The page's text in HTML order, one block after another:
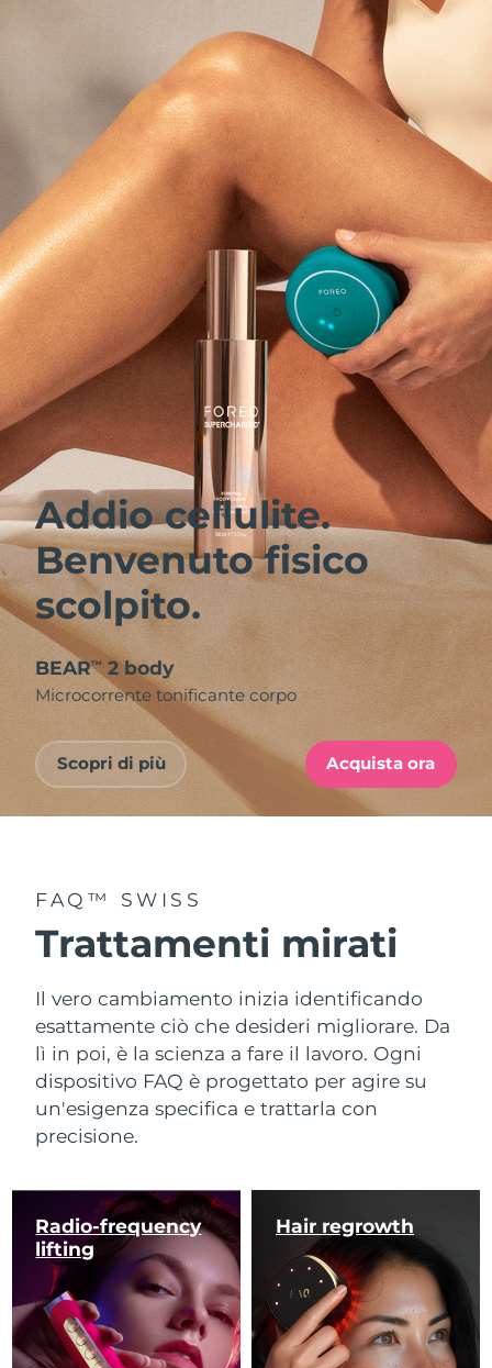
Addio cellulite.
Benvenuto fisico
scolpito.
BEAR™ 2 body
Microcorrente tonificante corpo
Scopri di più Acquista ora
FAQ™ SWISS
Trattamenti mirati
Il vero cambiamento inizia identificando
esattamente ciò che desideri migliorare. Da
lì in poi, è la scienza a fare il lavoro. Ogni
dispositivo FAQ è progettato per agire su
un'esigenza specifica e trattarla con
precisione.
Radio-frequency
lifting
Hair regrowth